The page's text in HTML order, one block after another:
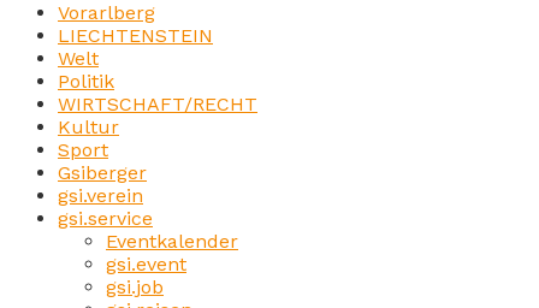
Vorarlberg
LIECHTENSTEIN
Welt
Politik
WIRTSCHAFT/RECHT
Kultur
Sport
Gsiberger
gsi.verein
gsi.service
Eventkalender
gsi.event
gsi.job